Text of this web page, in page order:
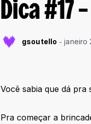
Dica #17
gsoutello janeiro
Você sabia que dá
Pra começar a